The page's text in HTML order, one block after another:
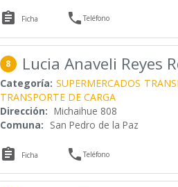
 Ficha Teléfono
8 Lucia Anaveli Reyes
Categoría: SUPERMERCADOS
TRANSPORTE DE CARGA
Dirección: Michaihue 808
Comuna: San Pedro de la Paz
 Ficha Teléfono